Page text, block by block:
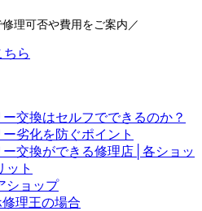
理可否や費用をご案内／
ちら
交換はセルフでできるのか？
劣化を防ぐポイント
ー交換ができる修理店│各ショッ
ット
ショップ
理王の場合